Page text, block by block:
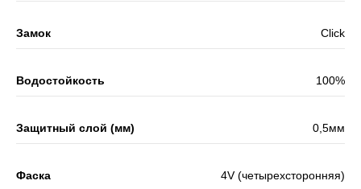
Замок Click
Водостойкость 100%
Защитный слой (мм) 0,5мм
Фаска 4V (четырехсторонняя)